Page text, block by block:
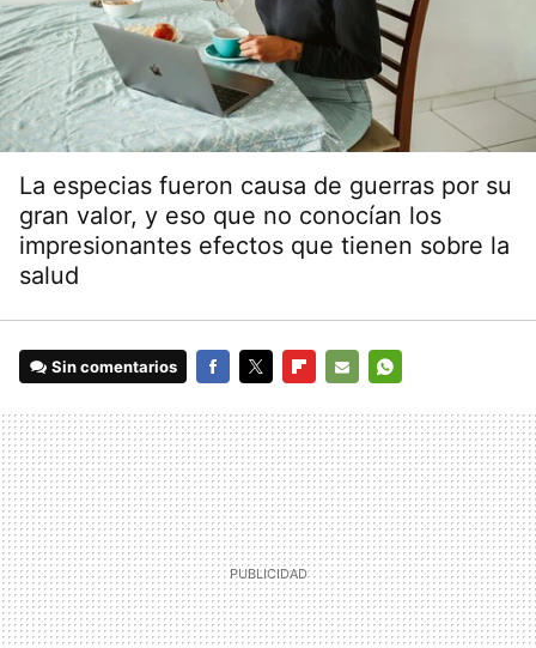
La especias fueron causa de guerras por su
gran valor, y eso que no conocían los
impresionantes efectos que tienen sobre la
salud
Sin comentarios
MAIL